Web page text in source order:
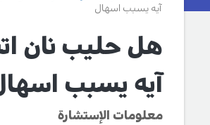
آيه يسبب اسهال
هل حليب نان
آيه يسبب
معلومات الإستشارة